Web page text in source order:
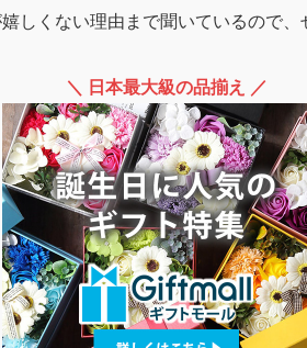
しくない理由まで聞いているので、
＼ 日本最大級の品揃え ／